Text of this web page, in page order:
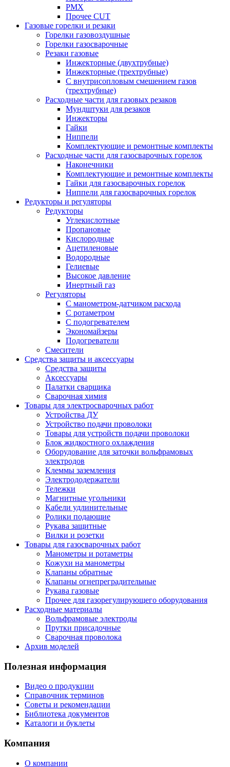
PMX
Прочее CUT
Газовые горелки и резаки
Горелки газовоздушные
Горелки газосварочные
Резаки газовые
Инжекторные (двухтрубные)
Инжекторные (трехтрубные)
С внутрисопловым смешением газов
(трехтрубные)
Расходные части для газовых резаков
Мундштуки для резаков
Инжекторы
Гайки
Ниппели
Комплектующие и ремонтные комплекты
Расходные части для газосварочных горелок
Наконечники
Комплектующие и ремонтные комплекты
Гайки для газосварочных горелок
Ниппели для газосварочных горелок
Редукторы и регуляторы
Редукторы
Углекислотные
Пропановые
Кислородные
Ацетиленовые
Водородные
Гелиевые
Высокое давление
Инертный газ
Регуляторы
С манометром-датчиком расхода
С ротаметром
С подогревателем
Экономайзеры
Подогреватели
Смесители
Средства защиты и аксессуары
Средства защиты
Аксессуары
Палатки сварщика
Сварочная химия
Товары для электросварочных работ
Устройства ДУ
Устройство подачи проволоки
Товары для устройств подачи проволоки
Блок жидкостного охлаждения
Оборудование для заточки вольфрамовых
электродов
Клеммы заземления
Электрододержатели
Тележки
Магнитные угольники
Кабели удлинительные
Ролики подающие
Рукава защитные
Вилки и розетки
Товары для газосварочных работ
Манометры и ротаметры
Кожухи на манометры
Клапаны обратные
Клапаны огнепреградительные
Рукава газовые
Прочее для газорегулирующего оборудования
Расходные материалы
Вольфрамовые электроды
Прутки присадочные
Сварочная проволока
Архив моделей
Полезная информация
Видео о продукции
Справочник терминов
Советы и рекомендации
Библиотека документов
Каталоги и буклеты
Компания
О компании